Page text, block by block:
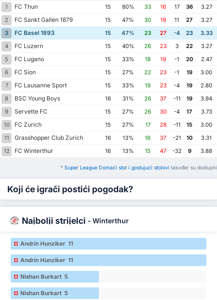
1 FC Thun 15 80% 33 16 17 36
3.27
2
FC Sankt Gallen 1879 15 47% 30 19 11 27
3.27
3
FC Basel 1893 15 47% 23 27 -4 23
3.33
4
FC Luzern 15 40% 26 23 3 22
3.27
5
FC Lugano 15 33% 18 19 -1 20
2.47
6
FC Sion 15 27% 22 23 -1 19
3.00
7
FC Lausanne Sport 15 33% 19 23 -4 19
2.80
8
BSC Young Boys 16 31% 26 37 -11 19
3.94
9
Servette FC 15 27% 26 30 -4 17
3.73
10
FC Zurich 15 27% 17 28 -11 15
3.00
11
Grasshopper Club Zurich 16 13% 16 37 -21 10
3.31
12
FC Winterthur 16 13% 15 47 -32 9 3.88
* Super League Domaći stol i gostujući stolovi također su dostupni
Koji će igrači postići pogodak?
Najbolji strijelci - Winterthur
Andrin Hunziker 11
Andrin Hunziker 11
Nishan Burkart 5
Nishan Burkart 5